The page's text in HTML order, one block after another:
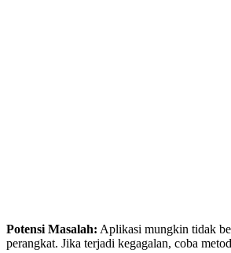
Potensi Masalah: Aplikasi mungkin tidak
perangkat. Jika terjadi kegagalan, coba